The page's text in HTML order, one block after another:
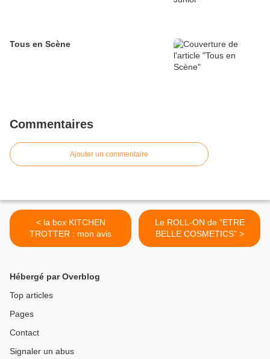
Tous en Scène
Commentaires
Ajouter un commentaire
< la box KITCHEN
TROTTER : mon avis
Le ROLL-ON de "ETRE
BELLE COSMETICS" >
Hébergé par Overblog
Top articles
Pages
Contact
Signaler un abus